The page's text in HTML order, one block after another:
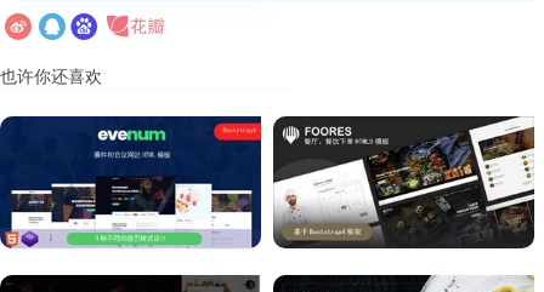
也许你还喜欢